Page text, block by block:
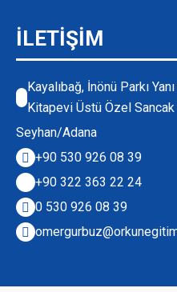
İLETİŞİM
Kayalıbağ, İnönü Parkı
Kitapevi Üstü Özel Sancak
Seyhan/Adana
+90 530 926 08 39
+90 322 363 22 24
0 530 926 08 39